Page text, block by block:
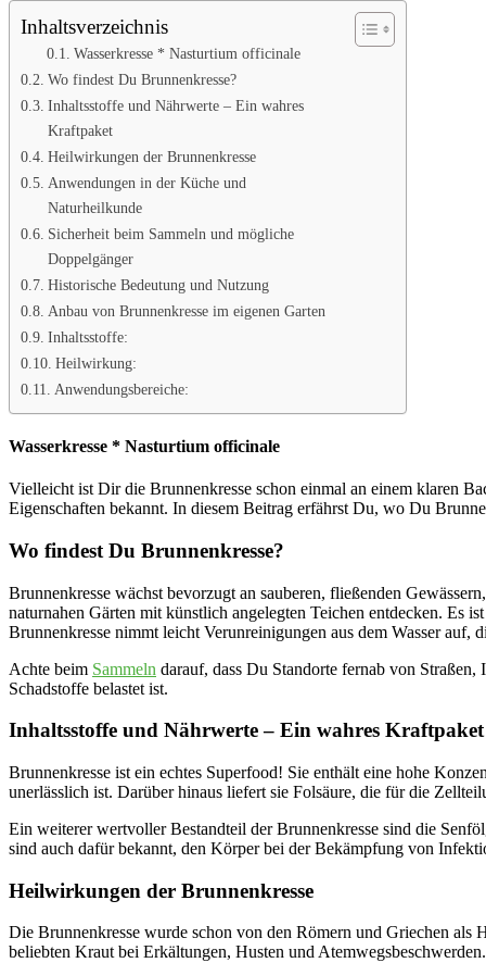
Inhaltsverzeichnis
Wasserkresse * Nasturtium officinale
Wo findest Du Brunnenkresse?
Inhaltsstoffe und Nährwerte – Ein wahres
Kraftpaket
Heilwirkungen der Brunnenkresse
Anwendungen in der Küche und
Naturheilkunde
Sicherheit beim Sammeln und mögliche
Doppelgänger
Historische Bedeutung und Nutzung
Anbau von Brunnenkresse im eigenen Garten
Inhaltsstoffe:
Heilwirkung:
Anwendungsbereiche:
Wasserkresse * Nasturtium officinale
Vielleicht ist Dir die Brunnenkresse schon einmal an einem klaren
Eigenschaften bekannt. In diesem Beitrag erfährst Du, wo Du
Wo findest Du Brunnenkresse?
Brunnenkresse wächst bevorzugt an sauberen, fließenden
naturnahen Gärten mit künstlich angelegten Teichen entdecken. Es
Brunnenkresse nimmt leicht Verunreinigungen aus dem Wasser auf,
Achte beim Sammeln darauf, dass Du Standorte fernab von
Schadstoffe belastet ist.
Inhaltsstoffe und Nährwerte – Ein wahres Kraftpaket
Brunnenkresse ist ein echtes Superfood! Sie enthält eine hohe
unerlässlich ist. Darüber hinaus liefert sie Folsäure, die für die
Ein weiterer wertvoller Bestandteil der Brunnenkresse sind die
sind auch dafür bekannt, den Körper bei der Bekämpfung von
Heilwirkungen der Brunnenkresse
Die Brunnenkresse wurde schon von den Römern und Griechen als
beliebten Kraut bei Erkältungen, Husten und